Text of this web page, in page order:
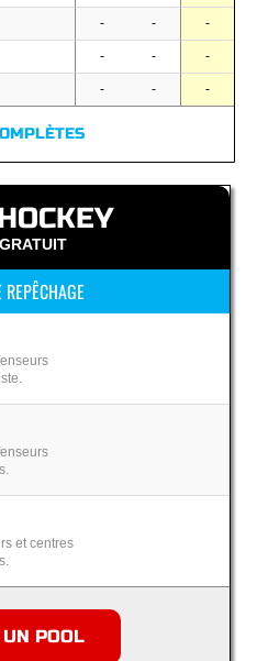
- - -
- - -
- - -
et centres
UN POOL